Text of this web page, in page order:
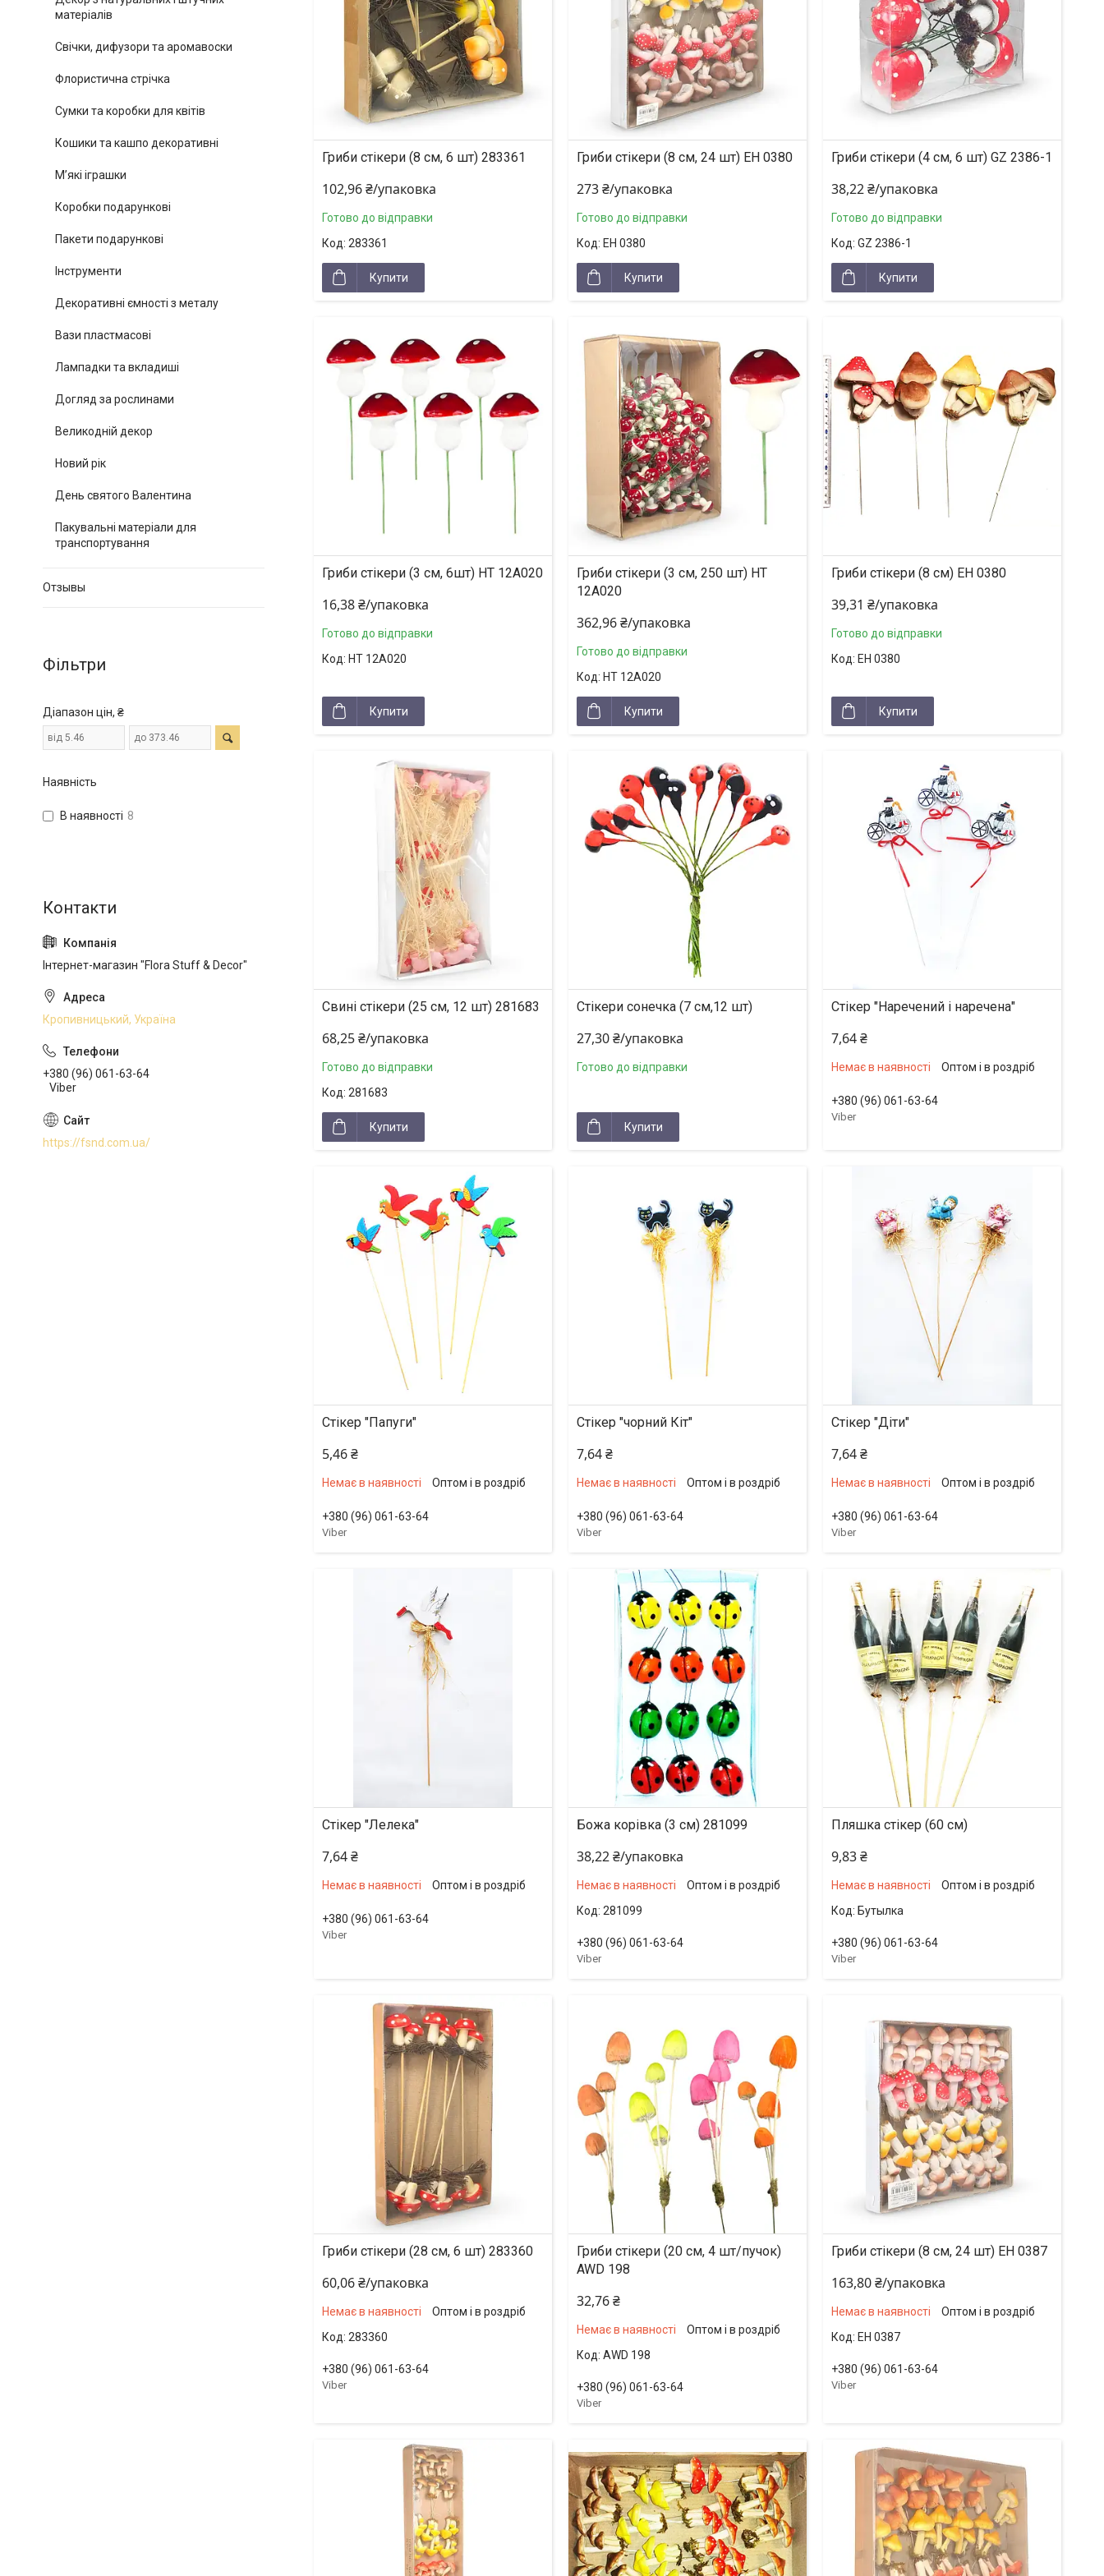
Гриби стікери (8 см, 6 шт) 283361
102,96 ₴/упаковка
Готово до відправки
283361
Купити
Гриби стікери (8 см, 24 шт) EH 0380
273 ₴/упаковка
Готово до відправки
EH 0380
Купити
Гриби стікери (4 см, 6 шт) GZ 2386-1
38,22 ₴/упаковка
Готово до відправки
GZ 2386-1
Купити
Гриби стікери (3 см, 6шт) HT 12A020
16,38 ₴/упаковка
Готово до відправки
HT 12A020
Купити
Гриби стікери (3 см, 250 шт) HT
12A020
362,96 ₴/упаковка
Готово до відправки
HT 12A020
Купити
Гриби стікери (8 см) EH 0380
39,31 ₴/упаковка
Готово до відправки
EH 0380
Купити
Свині стікери (25 см, 12 шт) 281683
68,25 ₴/упаковка
Готово до відправки
281683
Купити
Стікери сонечка (7 см,12 шт)
27,30 ₴/упаковка
Готово до відправки
Купити
Стікер "Наречений і наречена"
7,64 ₴
Немає в наявності Оптом і в роздріб
+380 (96) 061-63-64
Viber
Стікер "Папуги"
5,46 ₴
Немає в наявності Оптом і в роздріб
+380 (96) 061-63-64
Viber
Стікер "чорний Кіт"
7,64 ₴
Немає в наявності Оптом і в роздріб
+380 (96) 061-63-64
Viber
Стікер "Діти"
7,64 ₴
Немає в наявності Оптом і в роздріб
+380 (96) 061-63-64
Viber
Стікер "Лелека"
7,64 ₴
Немає в наявності Оптом і в роздріб
+380 (96) 061-63-64
Viber
Божа корівка (3 см) 281099
38,22 ₴/упаковка
Немає в наявності
Оптом і в роздріб
281099
+380 (96) 061-63-64
Viber
Пляшка стікер (60 см)
9,83 ₴
Немає в наявності
Оптом і в роздріб
Бутылка
+380 (96) 061-63-64
Viber
Гриби стікери (28 см, 6 шт) 283360
60,06 ₴/упаковка
Немає в наявності
Оптом і в роздріб
283360
+380 (96) 061-63-64
Viber
Гриби стікери (20 см, 4 шт/пучок)
AWD 198
32,76 ₴
Немає в наявності
Оптом і в роздріб
AWD 198
+380 (96) 061-63-64
Viber
Гриби стікери (8 см, 24 шт) EH 0387
163,80 ₴/упаковка
Немає в наявності
Оптом і в роздріб
EH 0387
+380 (96) 061-63-64
Viber
матеріалів
Свічки, дифузори та аромавоски
Флористична стрічка
Сумки та коробки для квітів
Кошики та кашпо декоративні
М’які іграшки
Коробки подарункові
Пакети подарункові
Інструменти
Декоративні ємності з металу
Вази пластмасові
Лампадки та вкладиші
Догляд за рослинами
Великодній декор
Новий рік
День святого Валентина
Пакувальні матеріали для
транспортування
Отзывы
Фільтри
Діапазон цін, ₴
Наявність
В наявності 8
Інтернет-магазин "Flora Stuff & Decor"
Кропивницький, Україна
+380 (96) 061-63-64
Viber
https://fsnd.com.ua/